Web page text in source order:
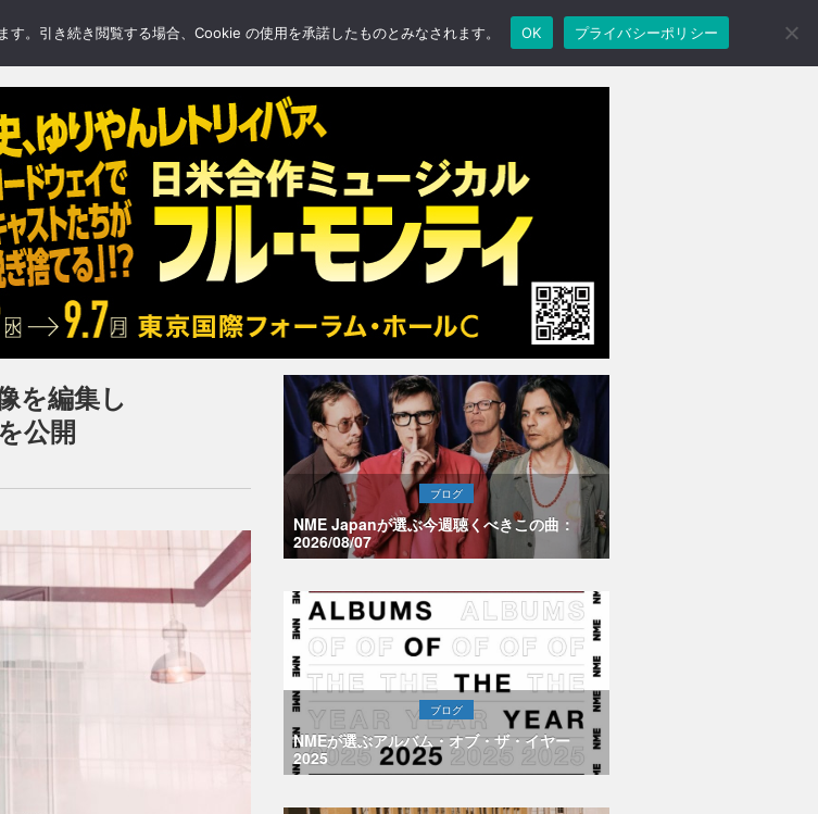
を編集し
公開
ブログ
NME Japanが選ぶ今週聴くべきこの曲：
2026/08/07
ブログ
NMEが選ぶアルバム・オブ・ザ・イヤー
2025
。引き続き閲覧する場合、Cookie の使用を承諾したものとみなされます。 OK プライバシーポリシー